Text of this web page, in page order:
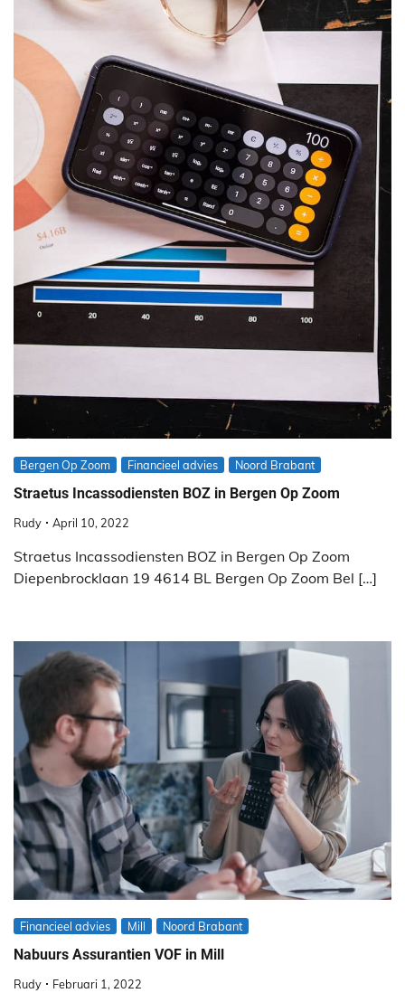
Bergen Op Zoom Financieel advies Noord Brabant
Straetus Incassodiensten BOZ in Bergen Op Zoom
Rudy April 10, 2022
Straetus Incassodiensten BOZ in Bergen Op Zoom
Diepenbrocklaan 19 4614 BL Bergen Op Zoom Bel […]
Financieel advies Mill Noord Brabant
Nabuurs Assurantien VOF in Mill
Rudy Februari 1, 2022